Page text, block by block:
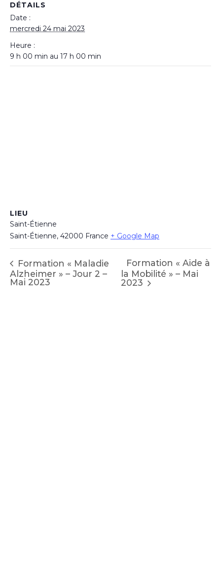
DÉTAILS
Date :
mercredi 24 mai 2023
Heure :
9 h 00 min au 17 h 00 min
LIEU
Saint-Étienne
Saint-Étienne, 42000 France + Google Map
Formation « Maladie
Alzheimer » – Jour 2 –
Mai 2023
Formation « Aide à
la Mobilité » – Mai
2023